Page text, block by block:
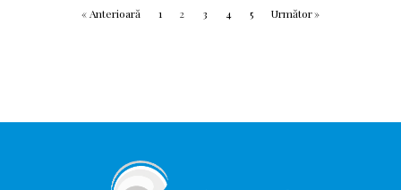
« Anterioară 1 2 3 4 5 Următor »